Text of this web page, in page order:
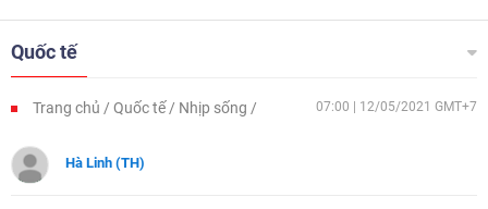
Quốc tế
Trang chủ Quốc tế Nhịp sống 07:00 | 12/05/2021 GMT+7
Hà Linh (TH)